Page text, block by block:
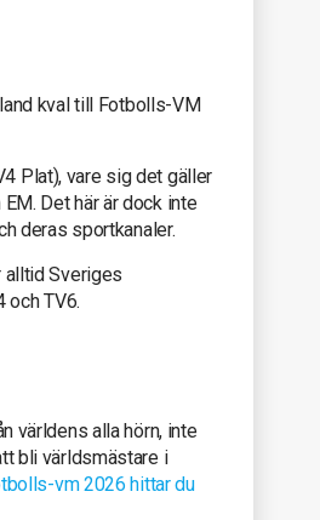
kval till Fotbolls-VM
Plat), vare sig det gäller
Det här är dock inte
deras sportkanaler.
alltid Sveriges
och TV6.
världens alla hörn, inte
bli världsmästare i
vm 2026 hittar du